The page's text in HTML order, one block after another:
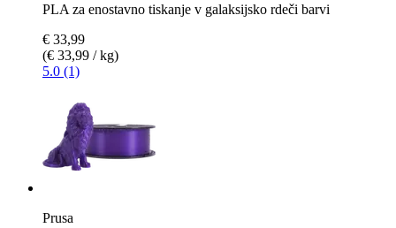
PLA za enostavno tiskanje v galaksijsko rdeči barvi
€ 33,99
(€ 33,99 / kg)
5.0 (1)
Prusa